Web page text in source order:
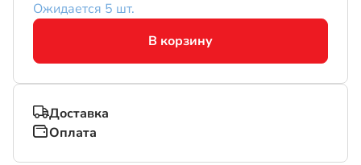
Ожидается 5 шт.
В корзину
Доставка
Оплата